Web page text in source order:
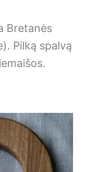
Bretanės
Pilką spalvą